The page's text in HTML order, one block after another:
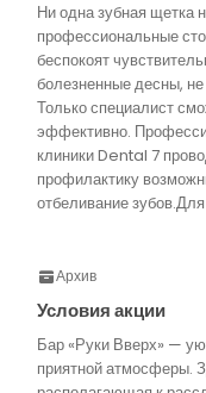
Ни одна зубная щетка
профессиональные
беспокоят
болезненные десны, не
Только специалист
эффективно.
клиники Dental 7
профилактику
отбеливание
Архив
Условия акции
Бар «Руки Вверх» —
приятной атмосферы.